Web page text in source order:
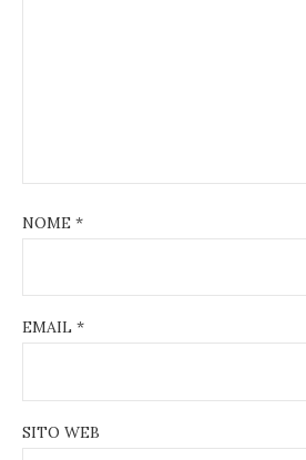
NOME *
EMAIL *
SITO WEB